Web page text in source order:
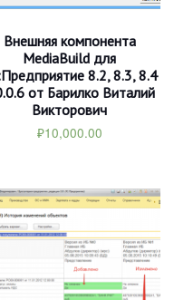
Внешняя компонента
MediaBuild для
8.2, 8.3, 8.4
от Барилко Виталий
Викторович
₽10,000.00